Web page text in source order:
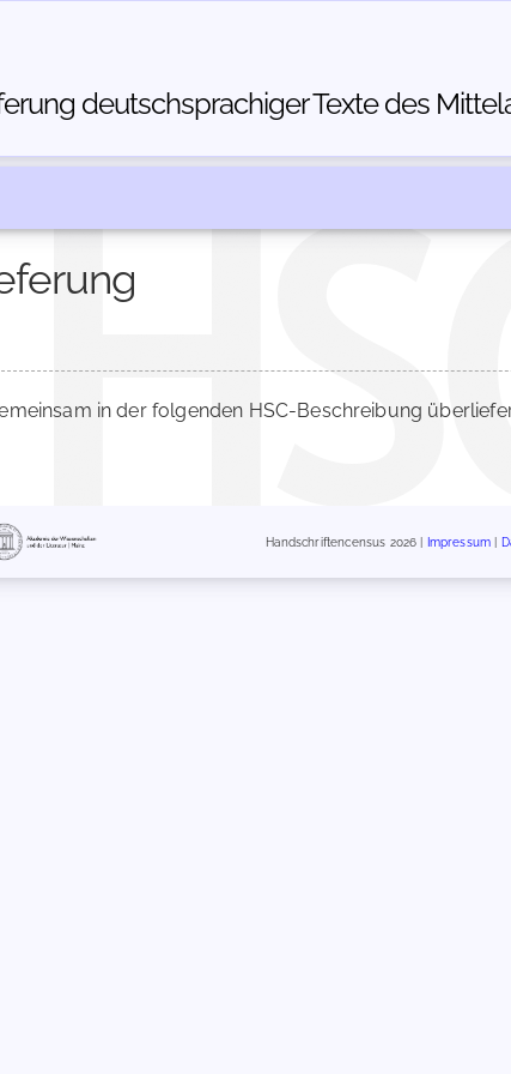
deutschsprachiger Texte des
in der folgenden HSC-Beschreibung
Handschriftencensus 2026 | Impressum